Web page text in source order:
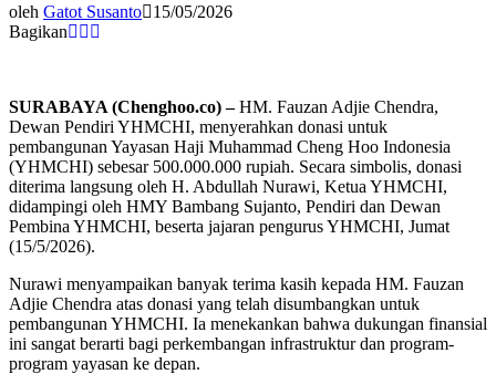
oleh Gatot Susanto
15/05/2026
Bagikan
SURABAYA (Chenghoo.co) –HM. Fauzan Adjie Chendra,
Dewan Pendiri YHMCHI, menyerahkan donasi untuk
pembangunan Yayasan Haji Muhammad Cheng Hoo Indonesia
(YHMCHI) sebesar 500.000.000 rupiah. Secara simbolis, donasi
diterima langsung oleh H. Abdullah Nurawi, Ketua YHMCHI,
didampingi oleh HMY Bambang Sujanto, Pendiri dan Dewan
Pembina YHMCHI, beserta jajaran pengurus YHMCHI, Jumat
(15/5/2026).
Nurawi menyampaikan banyak terima kasih kepada HM. Fauzan
Adjie Chendra atas donasi yang telah disumbangkan untuk
pembangunan YHMCHI. Ia menekankan bahwa dukungan finansial
ini sangat berarti bagi perkembangan infrastruktur dan program-
program yayasan ke depan.